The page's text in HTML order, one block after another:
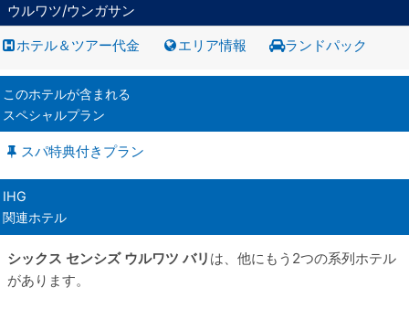
ウルワツ/ウンガサン
ホテル＆ツアー代金 エリア情報 ランドパック
このホテルが含まれる
スペシャルプラン
スパ特典付きプラン
IHG
関連ホテル
シックス センシズ ウルワツ バリ は、他にもう2つの系列ホテル
があります。